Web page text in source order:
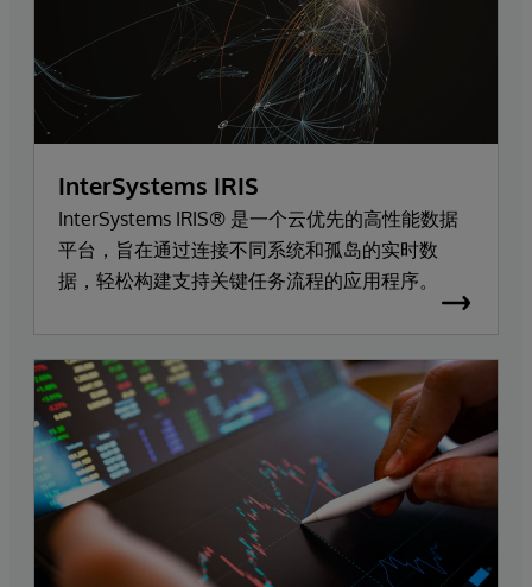
InterSystems IRIS
InterSystems IRIS® 是一个云优先的高性能数据
平台，旨在通过连接不同系统和孤岛的实时数
据，轻松构建支持关键任务流程的应用程序。